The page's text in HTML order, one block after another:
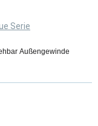
Serie
Außengewinde